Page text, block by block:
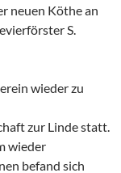
neuen Köthe an
S.
wieder zu
zur Linde statt.
wieder
befand sich